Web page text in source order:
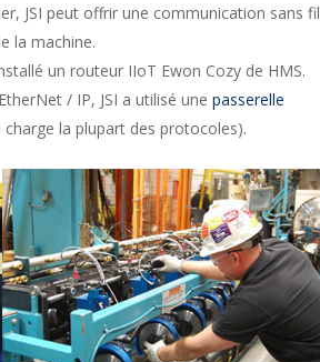
JSI peut offrir une communication sans fil
la machine.
un routeur IIoT Ewon Cozy de HMS.
/ IP, JSI a utilisé unepasserelle
la plupart des protocoles).